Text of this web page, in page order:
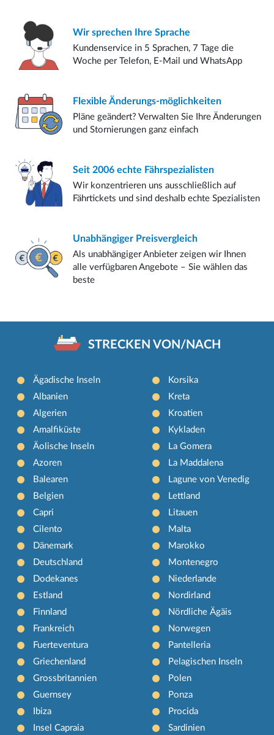
Wir sprechenIhre Sprache
Kundenservice in 5 Sprachen, 7 Tage die
Woche per Telefon, E-Mail und WhatsApp
Flexible Änderungs-möglichkeiten
Pläne geändert? Verwalten Sie Ihre Änderungen
und Stornierungen ganz einfach
Seit 2006echte Fährspezialisten
Wir konzentrieren uns ausschließlich auf
Fährtickets und sind deshalb echte Spezialisten
UnabhängigerPreisvergleich
Als unabhängiger Anbieter zeigen wir Ihnen
alle verfügbaren Angebote – Sie wählen das
beste
STRECKEN VON/NACH
Ägadische Inseln
Albanien
Algerien
Amalfiküste
Äolische Inseln
Azoren
Balearen
Belgien
Capri
Cilento
Dänemark
Deutschland
Dodekanes
Estland
Finnland
Frankreich
Fuerteventura
Griechenland
Grossbritannien
Guernsey
Ibiza
Insel Capraia
Korsika
Kreta
Kroatien
Kykladen
La Gomera
La Maddalena
Lagune von Venedig
Lettland
Litauen
Malta
Marokko
Montenegro
Niederlande
Nordirland
Nördliche Ägäis
Norwegen
Pantelleria
Pelagischen Inseln
Polen
Ponza
Procida
Sardinien